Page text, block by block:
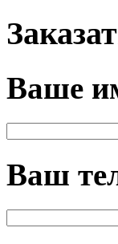
Ваше
Ваш